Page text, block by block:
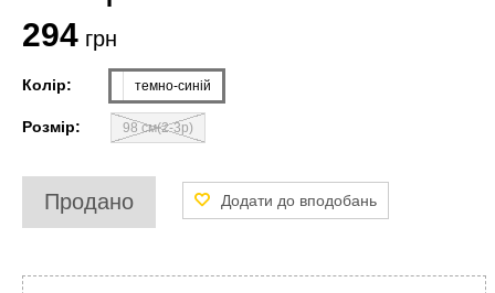
294 грн
Колір: темно-синій
Розмір: 98 см(2-3р)
Продано